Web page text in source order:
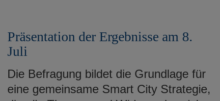
Präsentation der Ergebnisse am 8.
Juli
Die Befragung bildet die Grundlage für
eine gemeinsame Smart City Strategie,